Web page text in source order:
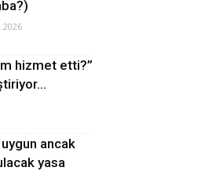
hizmet etti?”
ancak
yasa